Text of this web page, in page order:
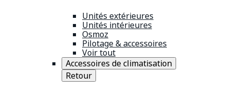
Unités extérieures
Unités intérieures
Osmoz
Pilotage & accessoires
Voir tout
Accessoires de climatisation
Retour